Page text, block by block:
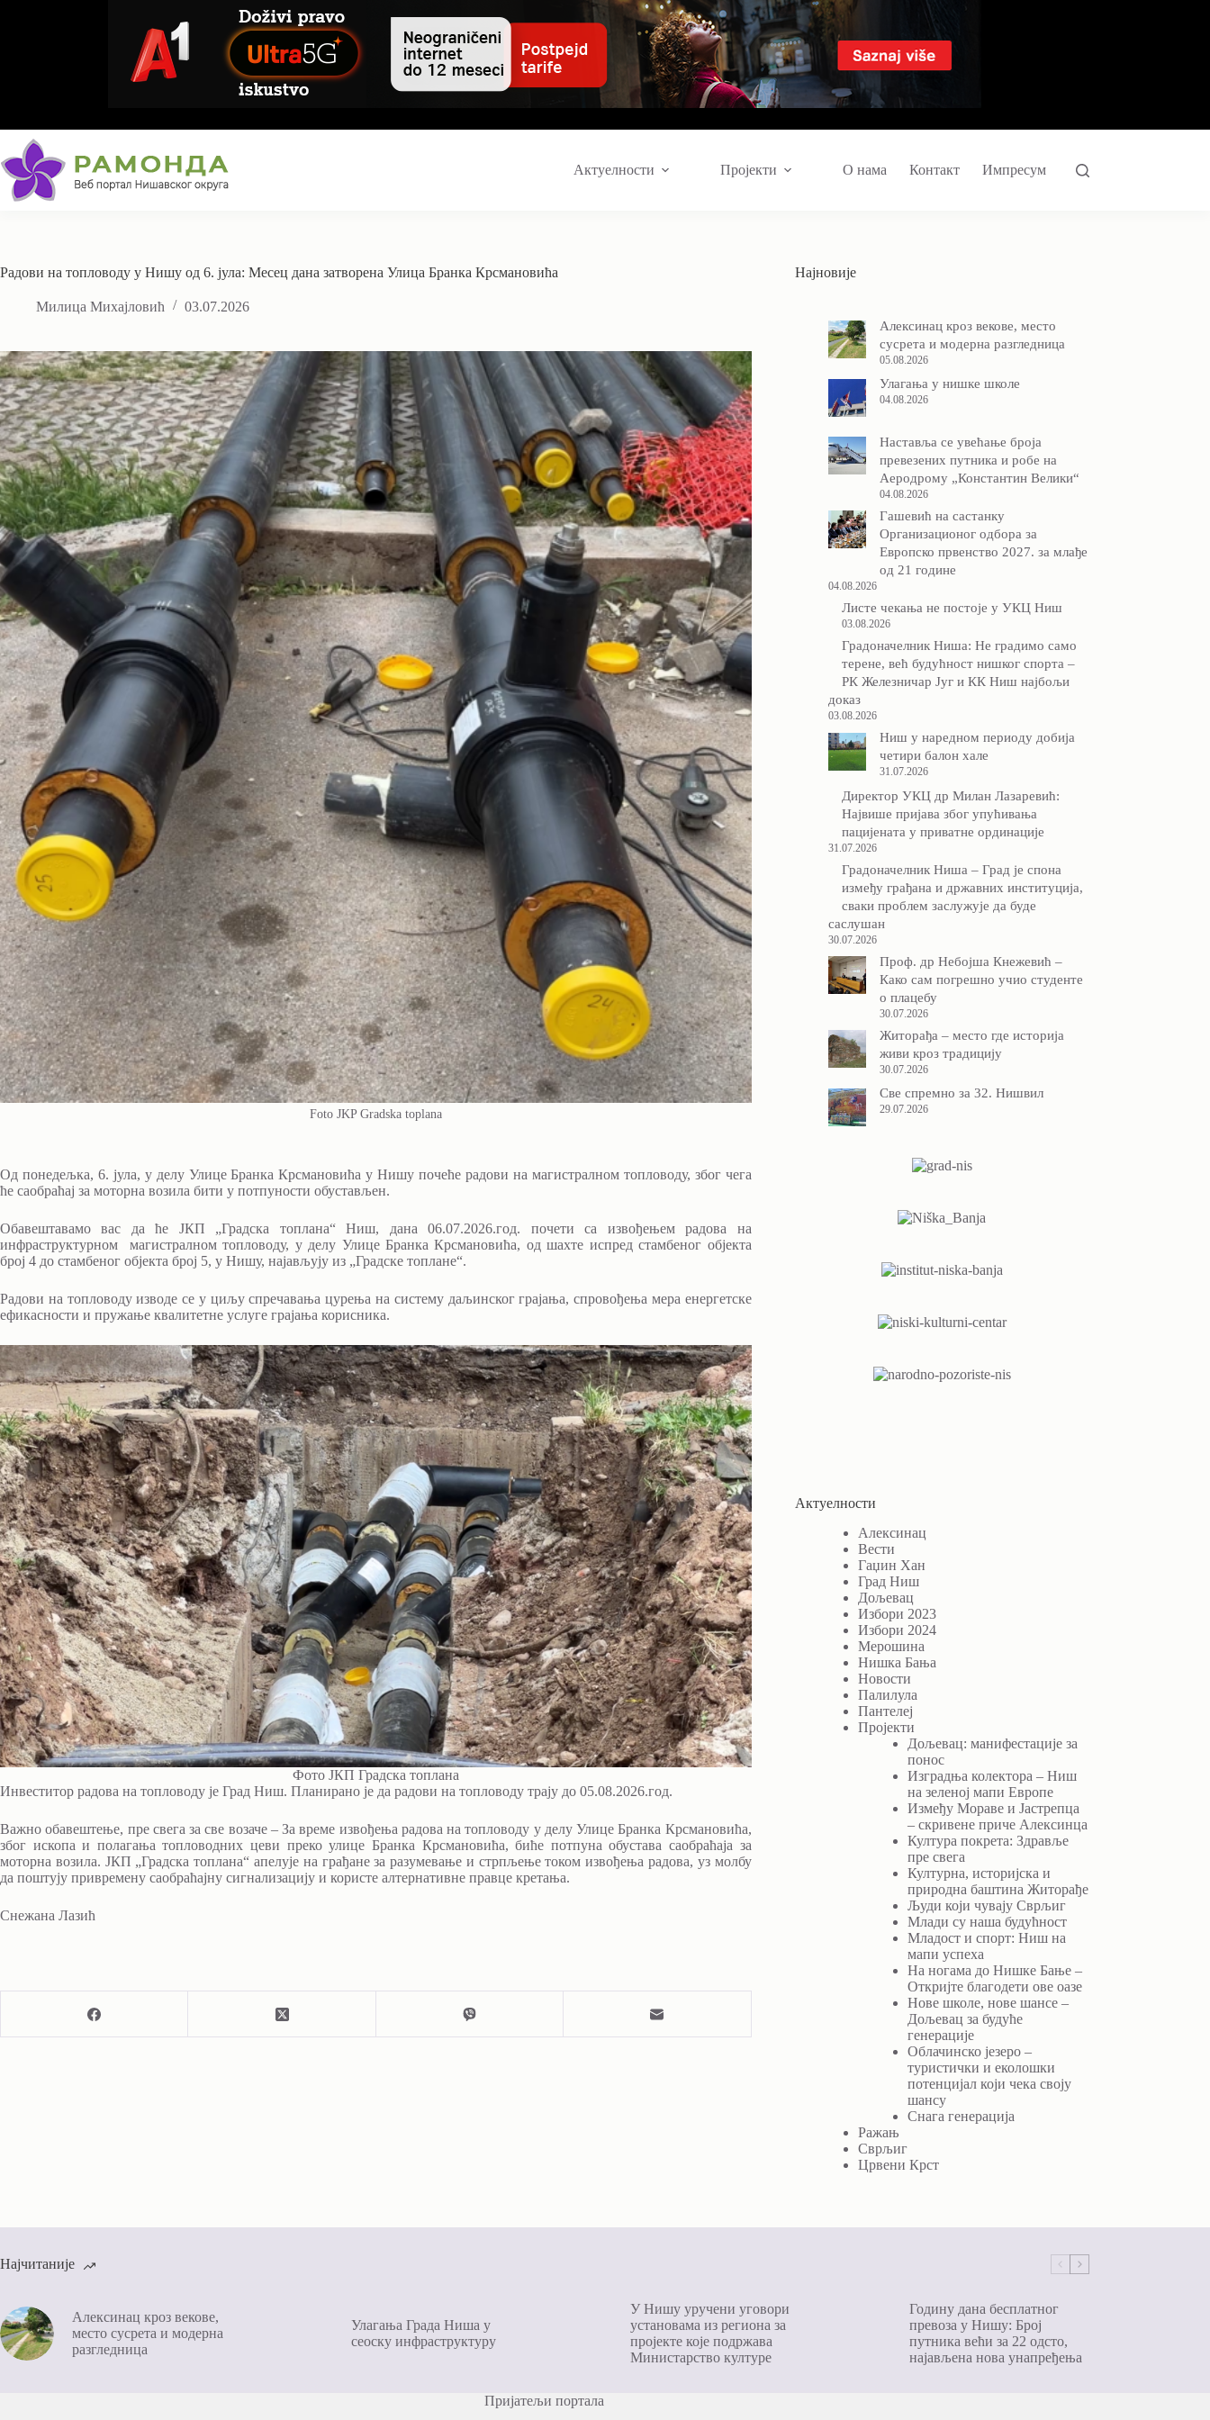
Актуелности Пројекти О нама Контакт Импресум
Радови на топловоду у Нишу од 6. јула: Месец дана затворена Улица Бранка Крсмановића
Милица Михајловић 03.07.2026
Foto JKP Gradska toplana
Од понедељка, 6. јула, у делу Улице Бранка Крсмановића у Нишу почеће радови на магистралном топловоду, због чега
ће саобраћај за моторна возила бити у потпуности обустављен.
Обавештавамо вас да ће ЈКП „Градска топлана“ Ниш, дана 06.07.2026.год. почети са извођењем радова на
инфраструктурном магистралном топловоду, у делу Улице Бранка Крсмановића, од шахте испред стамбеног објекта
број 4 до стамбеног објекта број 5, у Нишу, најављују из „Градске топлане“.
Радови на топловоду изводе се у циљу спречавања цурења на систему даљинског грајања, спровођења мера енергетске
ефикасности и пружање квалитетне услуге грајања корисника.
Фото ЈКП Градска топлана
Инвеститор радова на топловоду је Град Ниш. Планирано је да радови на топловоду трају до 05.08.2026.год.
Важно обавештење, пре свега за све возаче – За време извођења радова на топловоду у делу Улице Бранка Крсмановића,
због ископа и полагања топловодних цеви преко улице Бранка Крсмановића, биће потпуна обустава саобраћаја за
моторна возила. ЈКП „Градска топлана“ апелује на грађане за разумевање и стрпљење током извођења радова, уз молбу
да поштују привремену саобраћајну сигнализацију и користе алтернативне правце кретања.
Снежана Лазић
Најновије
Алексинац кроз векове, место
сусрета и модерна разгледница
05.08.2026
Улагања у нишке школе
04.08.2026
Наставља се увећање броја
превезених путника и робе на
Аеродрому „Константин Велики“
04.08.2026
Гашевић на састанку
Организационог одбора за
Европско првенство 2027. за млађе
од 21 године
04.08.2026
Листе чекања не постоје у УКЦ Ниш
03.08.2026
Градоначелник Ниша: Не градимо само
терене, већ будућност нишког спорта –
РК Железничар Југ и КК Ниш најбољи
доказ
03.08.2026
Ниш у наредном периоду добија
четири балон хале
31.07.2026
Директор УКЦ др Милан Лазаревић:
Највише пријава због упућивања
пацијената у приватне ординације
31.07.2026
Градоначелник Ниша – Град је спона
између грађана и државних институција,
сваки проблем заслужује да буде
саслушан
30.07.2026
Проф. др Небојша Кнежевић –
Како сам погрешно учио студенте
о плацебу
30.07.2026
Житорађа – место где историја
живи кроз традицију
30.07.2026
Све спремно за 32. Нишвил
29.07.2026
Актуелности
Алексинац
Вести
Гаџин Хан
Град Ниш
Дољевац
Избори 2023
Избори 2024
Мерошина
Нишка Бања
Новости
Палилула
Пантелеј
Пројекти
Дољевац: манифестације за
понос
Изградња колектора – Ниш
на зеленој мапи Европе
Између Мораве и Јастрепца
– скривене приче Алексинца
Култура покрета: Здравље
пре свега
Културна, историјска и
природна баштина Житорађе
Људи који чувају Сврљиг
Млади су наша будућност
Младост и спорт: Ниш на
мапи успеха
На ногама до Нишке Бање –
Откријте благодети ове оазе
Нове школе, нове шансе –
Дољевац за будуће
генерације
Облачинско језеро –
туристички и еколошки
потенцијал који чека своју
шансу
Снага генерација
Ражањ
Сврљиг
Црвени Крст
Најчитаније
Алексинац кроз векове,
место сусрета и модерна
разгледница
Улагања Града Ниша у
сеоску инфраструктуру
У Нишу уручени уговори
установама из региона за
пројекте којe подржава
Министарство културе
Годину дана бесплатног
превоза у Нишу: Број
путника већи за 22 одсто,
најављена нова унапређења
Пријатељи портала